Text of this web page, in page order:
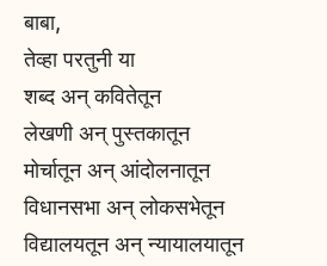
बाबा,
तेव्हा परतुनी या
शब्द अन् कवितेतून
लेखणी अन् पुस्तकातून
मोर्चातून अन् आंदोलनातून
विधानसभा अन् लोकसभेतून
विद्यालयतून अन् न्यायालयातून